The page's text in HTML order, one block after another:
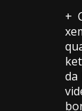
+
da